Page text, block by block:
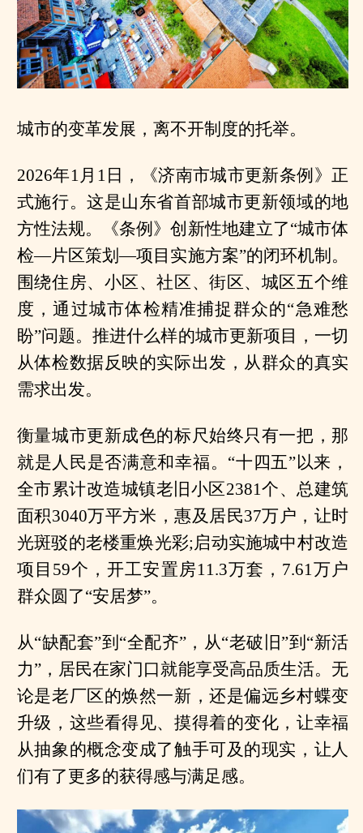
城市的变革发展，离不开制度的托举。
2026年1月1日，《济南市城市更新条例》正
式施行。这是山东省首部城市更新领域的地
方性法规。《条例》创新性地建立了“城市体
检—片区策划—项目实施方案”的闭环机制。
围绕住房、小区、社区、街区、城区五个维
度，通过城市体检精准捕捉群众的“急难愁
盼”问题。推进什么样的城市更新项目，一切
从体检数据反映的实际出发，从群众的真实
需求出发。
衡量城市更新成色的标尺始终只有一把，那
就是人民是否满意和幸福。“十四五”以来，
全市累计改造城镇老旧小区2381个、总建筑
面积3040万平方米，惠及居民37万户，让时
光斑驳的老楼重焕光彩;启动实施城中村改造
项目59个，开工安置房11.3万套，7.61万户
群众圆了“安居梦”。
从“缺配套”到“全配齐”，从“老破旧”到“新活
力”，居民在家门口就能享受高品质生活。无
论是老厂区的焕然一新，还是偏远乡村蝶变
升级，这些看得见、摸得着的变化，让幸福
从抽象的概念变成了触手可及的现实，让人
们有了更多的获得感与满足感。